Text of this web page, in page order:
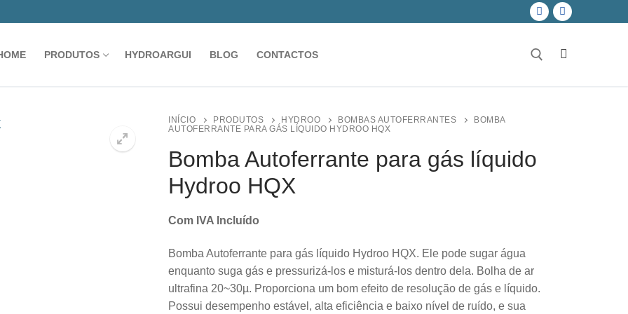
PRODUTOS HYDROARGUI BLOG CONTACTOS
INÍCIO PRODUTOS HYDROO BOMBAS AUTOFERRANTES
BOMBA
AUTOFERRANTE PARA GÁS LÍQUIDO HYDROO HQX
Bomba Autoferrante para gás líquido
Hydroo HQX
Com IVA Incluído
Bomba Autoferrante para gás líquido Hydroo HQX. Ele pode sugar água
enquanto suga gás e pressurizá-los e misturá-los dentro dela. Bolha de ar
ultrafina 20~30µ. Proporciona um bom efeito de resolução de gás e líquido.
Possui desempenho estável, alta eficiência e baixo nível de ruído, e sua